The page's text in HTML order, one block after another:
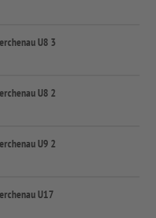
U8 3
U8 2
U9 2
U17